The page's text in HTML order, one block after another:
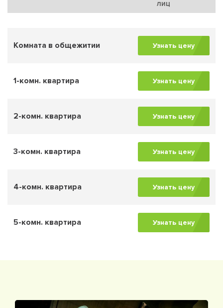
лиц
Комната в общежитии Узнать цену
1-комн. квартира Узнать цену
2-комн. квартира Узнать цену
3-комн. квартира Узнать цену
4-комн. квартира Узнать цену
5-комн. квартира Узнать цену